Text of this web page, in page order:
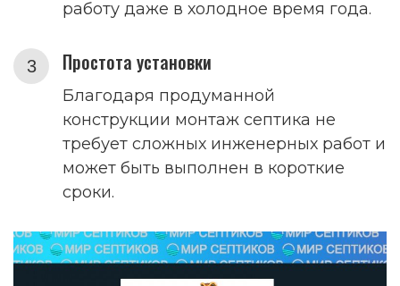
работу даже в холодное время года.
Простота установки
Благодаря продуманной
конструкции монтаж септика не
требует сложных инженерных работ и
может быть выполнен в короткие
сроки.